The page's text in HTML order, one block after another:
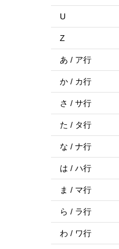
U
Z
あ / ア行
か / カ行
さ / サ行
た / タ行
な / ナ行
は / ハ行
ま / マ行
ら / ラ行
わ / ワ行